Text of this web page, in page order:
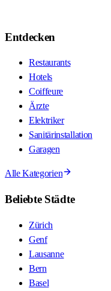
Entdecken
Restaurants
Hotels
Coiffeure
Ärzte
Elektriker
Sanitärinstallation
Garagen
Alle Kategorien
Beliebte Städte
Zürich
Genf
Lausanne
Bern
Basel